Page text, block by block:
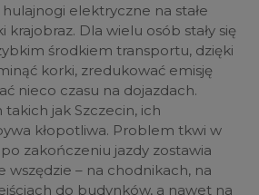
elektryczne na stałe
krajobraz. Dla wielu osób stały się
środkiem transportu, dzięki
korki, zredukować emisję
nieco czasu na dojazdach.
jak Szczecin, ich
kłopotliwa. Problem tkwi w
zakończeniu jazdy zostawia
wszędzie – na chodnikach, na
do budynków, a nawet na